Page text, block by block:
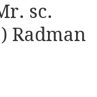
sc.
Radman